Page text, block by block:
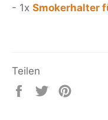
- 1x Smokerhalter
Teilen
Auf
Auf